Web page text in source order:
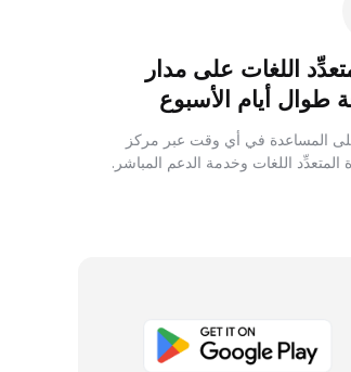
اللغات على مدار
طوال أيام الأسبوع
المساعدة في أي وقت عبر مركز
المتعدِّد اللغات وخدمة الدعم المباشر.